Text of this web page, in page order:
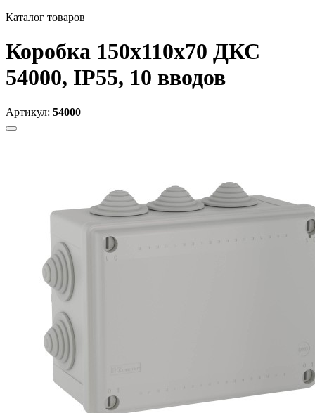
Каталог товаров
Коробка 150х110х70 ДКС
54000, IP55, 10 вводов
Артикул: 54000